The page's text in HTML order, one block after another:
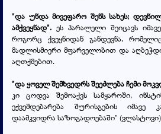
"და უნდა მივეფარო შენს სახეს;
ამქვეყნად". ეს პარალელი შეიცავს
როგორც ქვეყნიდან განდევნა,
მადლისმიერი მფარველობით და
აღთქმებით.
"და ყოველ შემხვედრს შეეძლება ჩემი
კი ცოდვა შემოაქვს სამყაროში,
ექვემდებარება შურისგების იმავე
დაამკვიდრა საზოგადოებაში"